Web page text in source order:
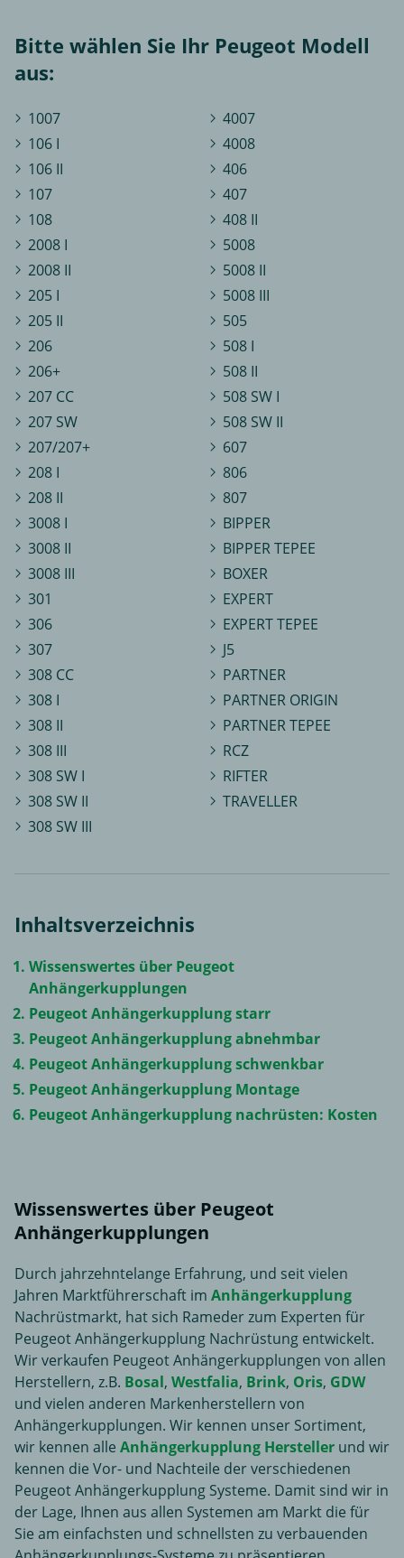
Bitte wählen Sie Ihr Peugeot Modell
aus:
1007
106 I
106 II
107
108
2008 I
2008 II
205 I
205 II
206
206+
207 CC
207 SW
207/207+
208 I
208 II
3008 I
3008 II
3008 III
301
306
307
308 CC
308 I
308 II
308 III
308 SW I
308 SW II
308 SW III
4007
4008
406
407
408 II
5008
5008 II
5008 III
505
508 I
508 II
508 SW I
508 SW II
607
806
807
BIPPER
BIPPER TEPEE
BOXER
EXPERT
EXPERT TEPEE
J5
PARTNER
PARTNER ORIGIN
PARTNER TEPEE
RCZ
RIFTER
TRAVELLER
Inhaltsverzeichnis
Wissenswertes über Peugeot
Anhängerkupplungen
Peugeot Anhängerkupplung starr
Peugeot Anhängerkupplung abnehmbar
Peugeot Anhängerkupplung schwenkbar
Peugeot Anhängerkupplung Montage
Peugeot Anhängerkupplung nachrüsten: Kosten
Wissenswertes über Peugeot
Anhängerkupplungen
Durch jahrzehntelange Erfahrung, und seit vielen
Jahren Marktführerschaft im Anhängerkupplung
Nachrüstmarkt, hat sich Rameder zum Experten für
Peugeot Anhängerkupplung Nachrüstung entwickelt.
Wir verkaufen Peugeot Anhängerkupplungen von allen
Herstellern, z.B. Bosal, Westfalia, Brink, Oris, GDW
und vielen anderen Markenherstellern von
Anhängerkupplungen. Wir kennen unser Sortiment,
wir kennen alle Anhängerkupplung Hersteller und wir
kennen die Vor- und Nachteile der verschiedenen
Peugeot Anhängerkupplung Systeme. Damit sind wir in
der Lage, Ihnen aus allen Systemen am Markt die für
Sie am einfachsten und schnellsten zu verbauenden